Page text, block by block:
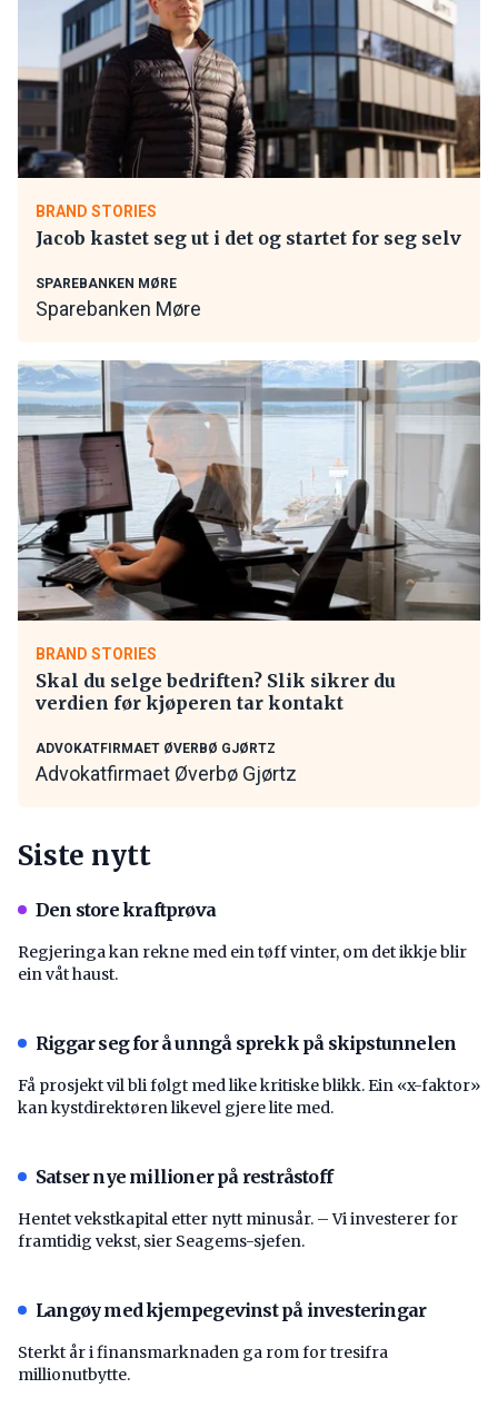
BRAND STORIES
Jacob kastet seg ut i det og startet for seg selv
SPAREBANKEN MØRE
Sparebanken Møre
BRAND STORIES
Skal du selge bedriften? Slik sikrer du
verdien før kjøperen tar kontakt
ADVOKATFIRMAET ØVERBØ GJØRTZ
Advokatfirmaet Øverbø Gjørtz
Siste nytt
Den store kraftprøva
Regjeringa kan rekne med ein tøff vinter, om det ikkje blir
ein våt haust.
Riggar seg for å unngå sprekk på skipstunnelen
Få prosjekt vil bli følgt med like kritiske blikk. Ein «x-faktor»
kan kystdirektøren likevel gjere lite med.
Satser nye millioner på restråstoff
Hentet vekstkapital etter nytt minusår. – Vi investerer for
framtidig vekst, sier Seagems-sjefen.
Langøy med kjempegevinst på investeringar
Sterkt år i finansmarknaden ga rom for tresifra
millionutbytte.